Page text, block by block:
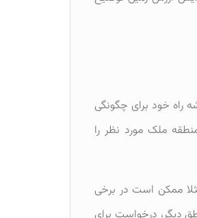
راه خود برای چگونگی
ملک مورد نظر را
ممکن است در برخی